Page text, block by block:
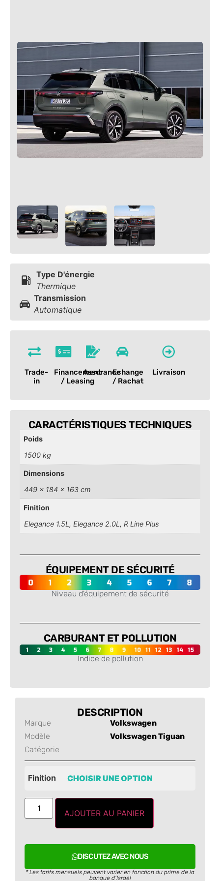
Type D'énergie
Thermique
Transmission
Automatique
Trade-
in
Financement
/ Leasing
AssuranceEchange
/ Rachat
Livraison
CARACTÉRISTIQUES TECHNIQUES
Poids
1500 kg
Dimensions
449 × 184 × 163 cm
Finition
Elegance 1.5L, Elegance 2.0L, R Line Plus
ÉQUIPEMENT DE SÉCURITÉ
Niveau d'équipement de sécurité
CARBURANT ET POLLUTION
Indice de pollution
DESCRIPTION
Marque
Volkswagen
Modèle
Volkswagen Tiguan
Catégorie
Finition
AJOUTER AU PANIER
DISCUTEZ AVEC NOUS
* Les tarifs mensuels peuvent varier en fonction du prime de la
banque d’Israël